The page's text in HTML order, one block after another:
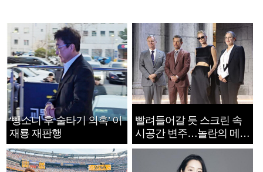
‘뺑소니 후 술타기 의혹’ 이
재룡 재판행
빨려들어갈 듯 스크린 속
시공간 변주…놀란의 메시
지는 ‘전쟁 속죄’